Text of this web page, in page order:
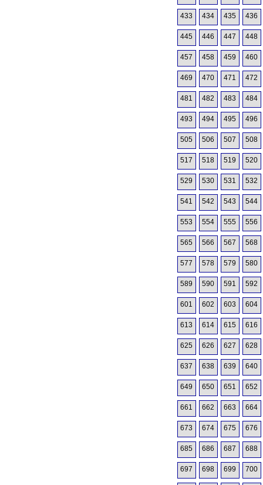
433 434 435 436
445 446 447 448
457 458 459 460
469 470 471 472
481 482 483 484
493 494 495 496
505 506 507 508
517 518 519 520
529 530 531 532
541 542 543 544
553 554 555 556
565 566 567 568
577 578 579 580
589 590 591 592
601 602 603 604
613 614 615 616
625 626 627 628
637 638 639 640
649 650 651 652
661 662 663 664
673 674 675 676
685 686 687 688
697 698 699 700